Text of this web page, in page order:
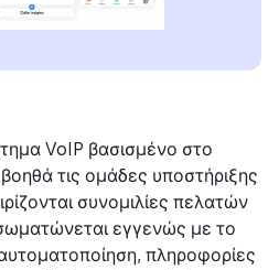
VoIP βασισμένο στο
τις ομάδες υποστήριξης
συνομιλίες πελατών
εγγενώς με το
πληροφορίες